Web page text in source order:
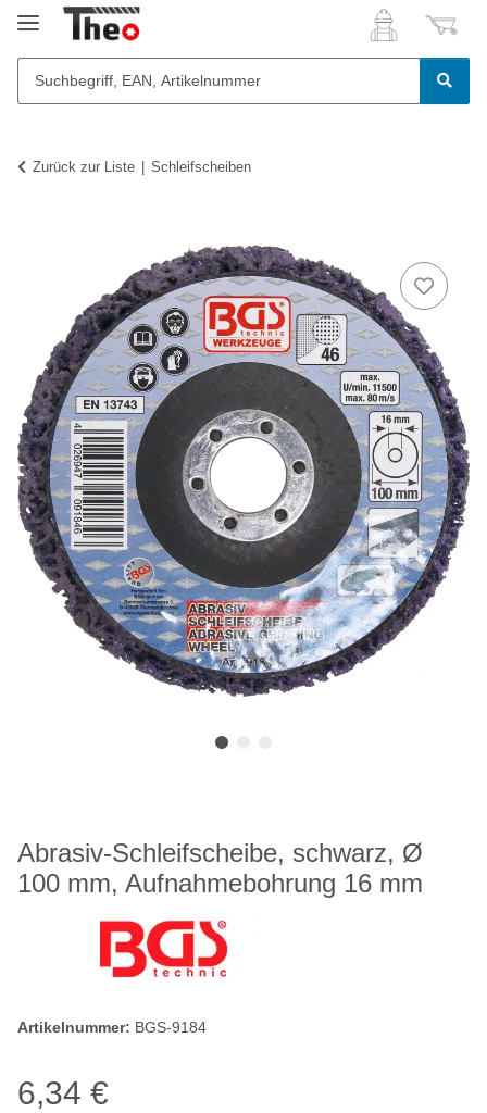
Zurück zur Liste Schleifscheiben
Abrasiv-Schleifscheibe, schwarz, Ø
100 mm, Aufnahmebohrung 16 mm
Artikelnummer: BGS-9184
6,34 €